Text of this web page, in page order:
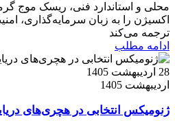
محلی و استاندارد فنی، ریسک موج
اکسیژن را به زبان سرمایه‌گذاری،
ترجمه می‌کند
ادامه مطلب
28 اردیبهشت 1405
اردیبهشت 1405
ژنومیکس انتخابی در هچری‌های